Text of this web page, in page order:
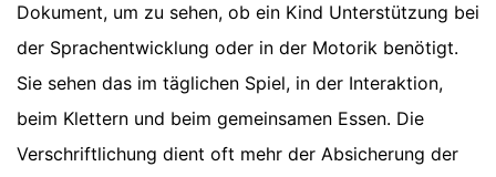
Dokument, um zu sehen, ob ein Kind Unterstützung bei
der Sprachentwicklung oder in der Motorik benötigt.
Sie sehen das im täglichen Spiel, in der Interaktion,
beim Klettern und beim gemeinsamen Essen. Die
Verschriftlichung dient oft mehr der Absicherung der